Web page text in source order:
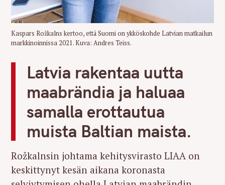
Kaspars Rožkalns kertoo, että Suomi on ykköskohde Latvian matkailun
markkinoinnissa 2021. Kuva: Andres Teiss.
Latvia rakentaa uutta
maabrändia ja haluaa
samalla erottautua
muista Baltian maista.
Rožkalnsin johtama kehitysvirasto LIAA on
keskittynyt kesän aikana koronasta